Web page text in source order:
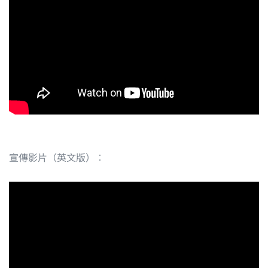
宣傳影片（英文版）︰